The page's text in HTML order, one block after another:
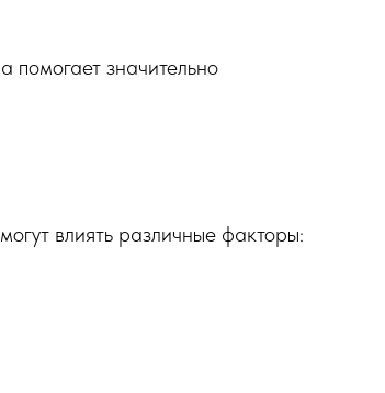
помогает значительно
влиять различные факторы: